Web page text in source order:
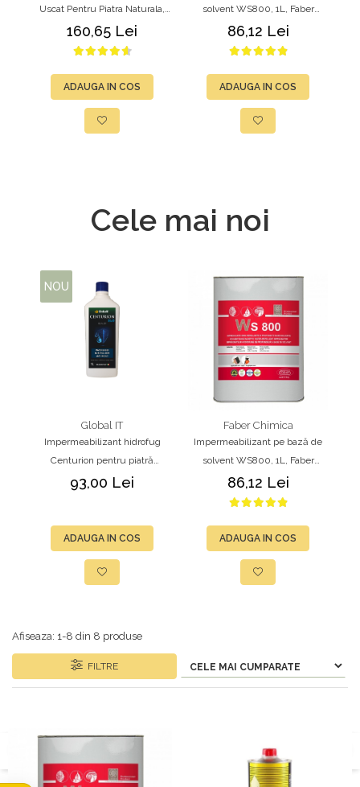
Uscat Pentru Piatra Naturala,
Marmura, Granit, Travertin,
Caramida si Beton – Ilpa DRAI
160,65 Lei
ADAUGA IN COS
solvent WS800, 1L, Faber
pentru piatră naturală,
marmură, granit, travertin și
86,12 Lei
ADAUGA IN COS
Cele mai noi
NOU
Global IT
Impermeabilizant hidrofug
Centurion pentru piatră
naturală, 1 L, GLOBALIT
93,00 Lei
ADAUGA IN COS
Faber Chimica
Impermeabilizant pe bază de
solvent WS800, 1L, Faber
pentru piatră naturală,
marmură, granit, travertin și
86,12 Lei
ADAUGA IN COS
Afiseaza: 1-8 din 8 produse
FILTRE